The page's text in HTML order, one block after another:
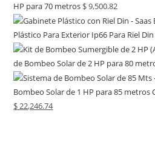
HP para 70 metros $9,500.82
Plástico Para Exterior Ip66 Para Riel
de Bombeo Solar de 2 HP para 80
Bombeo Solar de 1 HP para 85 metros
$22,246.74